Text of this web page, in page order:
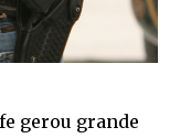
gerou grande